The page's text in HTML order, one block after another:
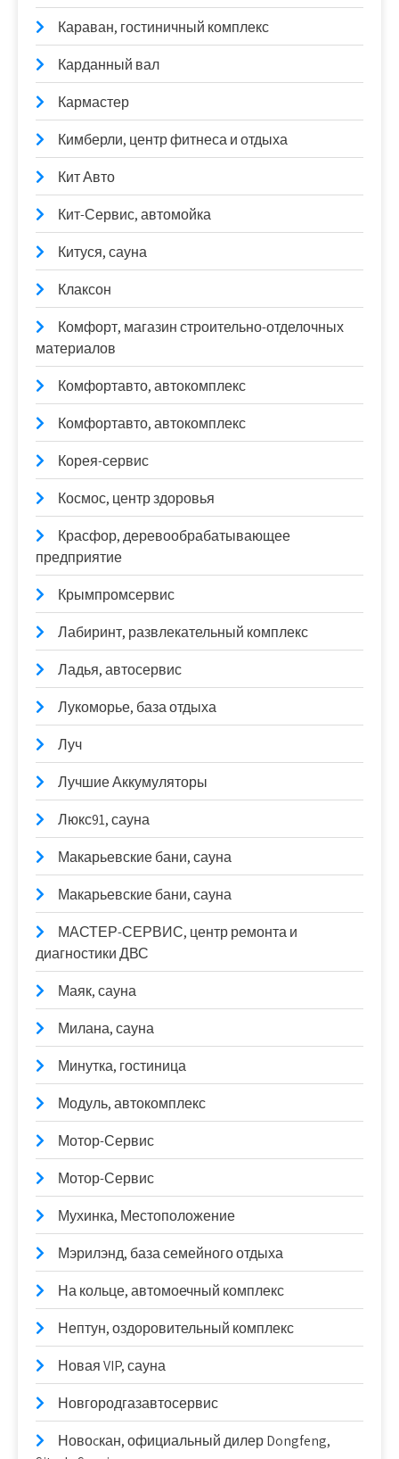
Караван, гостиничный комплекс
Карданный вал
Кармастер
Кимберли, центр фитнеса и отдыха
Кит Авто
Кит-Сервис, автомойка
Китуся, сауна
Клаксон
Комфорт, магазин строительно-отделочных
материалов
Комфортавто, автокомплекс
Комфортавто, автокомплекс
Корея-сервис
Космос, центр здоровья
Красфор, деревообрабатывающее
предприятие
Крымпромсервис
Лабиринт, развлекательный комплекс
Ладья, автосервис
Лукоморье, база отдыха
Луч
Лучшие Аккумуляторы
Люкс91, сауна
Макарьевские бани, сауна
Макарьевские бани, сауна
МАСТЕР-СЕРВИС, центр ремонта и
диагностики ДВС
Маяк, сауна
Милана, сауна
Минутка, гостиница
Модуль, автокомплекс
Мотор-Сервис
Мотор-Сервис
Мухинка, Местоположение
Мэрилэнд, база семейного отдыха
На кольце, автомоечный комплекс
Нептун, оздоровительный комплекс
Новая VIP, сауна
Новгородгазавтосервис
Новоcкан, официальный дилер Dongfeng,